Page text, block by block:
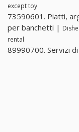
except toy
73590601. Piatti,
per banchetti |
rental
89990700. Servizi